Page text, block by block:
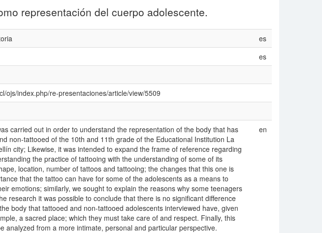
representación del cuerpo adolescente.
es
es
ojs/index.php/re-presentaciones/article/view/5509
carried out in order to understand the representation of the body that has
non-tattooed of the 10th and 11th grade of the Educational Institution La
city; Likewise, it was intended to expand the frame of reference regarding
the practice of tattooing with the understanding of some of its
location, number of tattoos and tattooing; the changes that this one is
that the tattoo can have for some of the adolescents as a means to
emotions; similarly, we sought to explain the reasons why some teenagers
research it was possible to conclude that there is no significant difference
body that tattooed and non-tattooed adolescents interviewed have, given
a sacred place; which they must take care of and respect. Finally, this
analyzed from a more intimate, personal and particular perspective.
en